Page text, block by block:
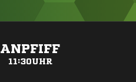
ANPFIFF
11:30UHR